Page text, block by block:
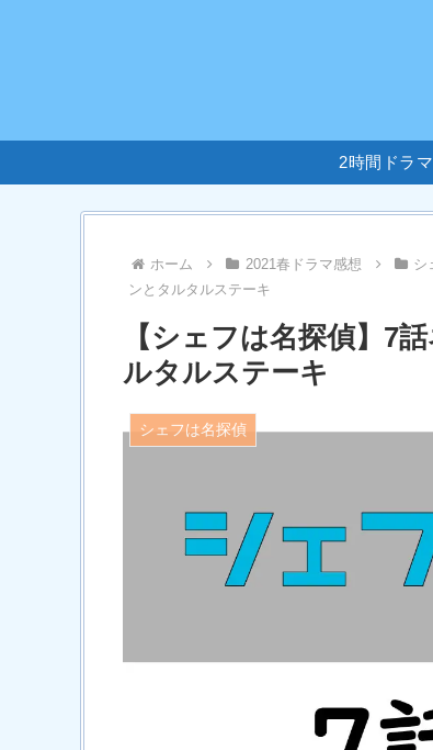
2時間ドラ
ホーム 2021春ドラマ感想 シ
ンとタルタルステーキ
【シェフは名探偵】7
ルタルステーキ
シェフは名探偵